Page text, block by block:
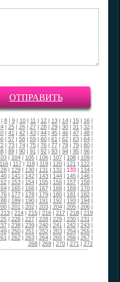
ОТПРАВИТЬ
8| 9| 10| 11 | 12| 13| 14| 15| 16|
| 25| 26| 27| 28| 29| 30| 31 | 32|
| 41 | 42| 43| 44| 45| 46| 47| 48|
| 57| 58| 59| 60| 61 | 62| 63| 64|
| 73| 74| 75| 76| 77| 78| 79| 80|
| 89| 90| 91 | 92| 93| 94| 95| 96|
| 104| 105| 106| 107| 108| 109|
116| 117| 118| 119| 120| 121 | 122|
| 129| 130| 131 | 132| 133| 134|
| 141 | 142| 143| 144| 145| 146|
| 153| 154| 155| 156| 157| 158|
| 165| 166| 167| 168| 169| 170|
| 177| 178| 179| 180| 181 | 182|
| 189| 190| 191 | 192| 193| 194|
| 201 | 202| 203| 204| 205| 206|
213| 214| 215| 216| 217| 218| 219
| 226| 227| 228| 229| 230| 231 |
| 238| 239| 240| 241 | 242| 243|
| 250| 251 | 252| 253| 254| 255|
| 262| 263| 264| 265| 266| 267|
268| 269| 270| 271 | 272